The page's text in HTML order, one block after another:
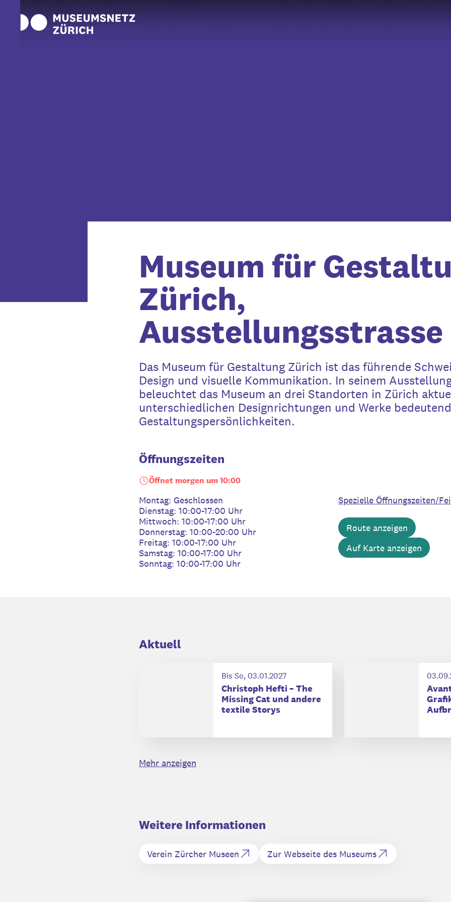
Museum für
Zürich,
Ausstellungsstrasse
Das Museum für Gestaltung Zürich ist das führende
Design und visuelle Kommunikation. In seinem
beleuchtet das Museum an drei Standorten in Zürich
unterschiedlichen Designrichtungen und Werke
Gestaltungspersönlichkeiten.
Öffnungszeiten
Öffnet morgen um 10:00
Montag: Geschlossen
Dienstag: 10:00-17:00 Uhr
Mittwoch: 10:00-17:00 Uhr
Donnerstag: 10:00-20:00 Uhr
Freitag: 10:00-17:00 Uhr
Samstag: 10:00-17:00 Uhr
Sonntag: 10:00-17:00 Uhr
Spezielle Öffnungszeiten/
Route anzeigen
Auf Karte anzeigen
Aktuell
Bis So, 03.01.2027
Christoph Hefti – The
Missing Cat und andere
textile Storys
Mehr anzeigen
Weitere Informationen
Verein Zürcher Museen Zur Webseite des Museums